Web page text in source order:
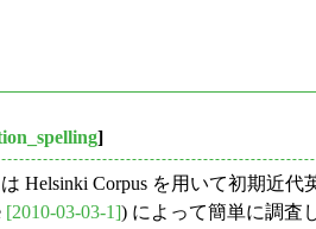
]
Helsinki Corpus を用いて初期近代
[2010-03-03-1]) によって簡単に調査